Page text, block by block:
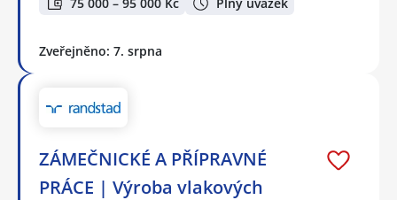
Zveřejněno: 7. srpna
ZÁMEČNICKÉ A PŘÍPRAVNÉ
PRÁCE | Výroba vlakových